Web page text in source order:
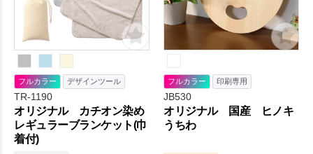
うか。
フルカラー デザインツール
TR-1190
オリジナル カチオン染め
レギュラーブランケット(巾
着付)
フルカラー 印刷専用
JB530
オリジナル 国産 ヒノキ
うちわ